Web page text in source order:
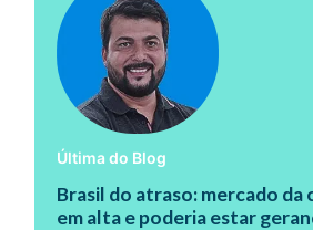
Última do Blog
Brasil do atraso: mercado da
em alta e poderia estar